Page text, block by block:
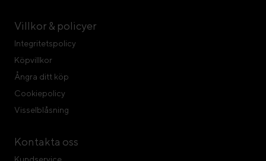
Villkor & policyer
Integritetspolicy
Köpvillkor
Ångra ditt köp
Cookiepolicy
Visselblåsning
Kontakta oss